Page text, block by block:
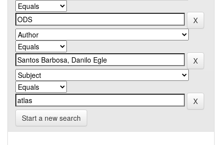
Start a new search